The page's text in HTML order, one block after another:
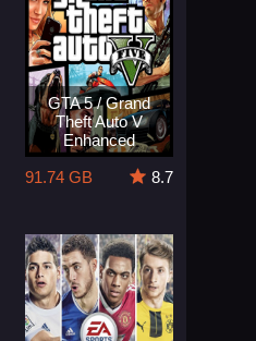
GTA 5 / Grand
Theft Auto V
Enhanced
91.74 GB
8.7